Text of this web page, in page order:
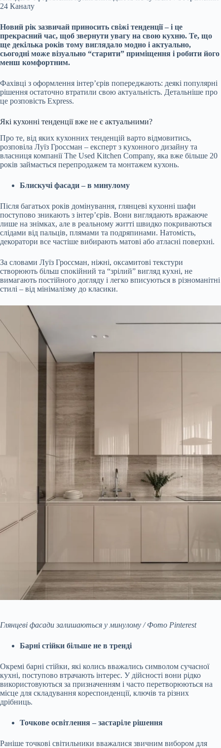
24 Каналу
Новий рік зазвичай приносить свіжі тенденції – і це
прекрасний час, щоб звернути увагу на свою кухню. Те, що
ще декілька років тому виглядало модно і актуально,
сьогодні може візуально “старити” приміщення і робити його
менш комфортним.
Фахівці з оформлення інтер’єрів попереджають: деякі популярні
рішення остаточно втратили свою актуальність. Детальніше про
це розповість Express.
Які кухонні тенденції вже не є актуальними?
Про те, від яких кухонних тенденцій варто відмовитись,
розповіла Луїз Гроссман – експерт з кухонного дизайну та
власниця компанії The Used Kitchen Company, яка вже більше 20
років займається перепродажем та монтажем кухонь.
Блискучі фасади – в минулому
Після багатьох років домінування, глянцеві кухонні шафи
поступово зникають з інтер’єрів. Вони виглядають вражаюче
лише на знімках, але в реальному житті швидко покриваються
слідами від пальців, плямами та подряпинами. Натомість,
декоратори все частіше вибирають матові або атласні поверхні.
За словами Луїз Гроссман, ніжні, оксамитові текстури
створюють більш спокійний та “зрілий” вигляд кухні, не
вимагають постійного догляду і легко вписуються в різноманітні
стилі – від мінімалізму до класики.
Глянцеві фасади залишаються у минулому / Фото Pinterest
Барні стійки більше не в тренді
Окремі барні стійки, які колись вважались символом сучасної
кухні, поступово втрачають інтерес. У дійсності вони рідко
використовуються за призначенням і часто перетворюються на
місце для складування кореспонденції, ключів та різних
дрібниць.
Точкове освітлення – застаріле рішення
Раніше точкові світильники вважалися звичним вибором для